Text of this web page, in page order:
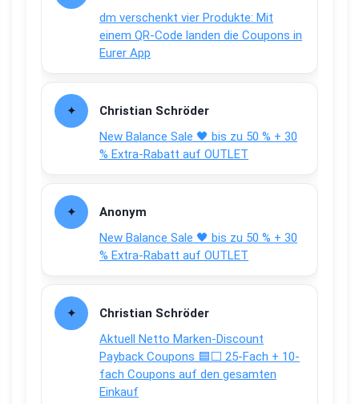
dm verschenkt vier Produkte: Mit
einem QR-Code landen die Coupons in
Eurer App
Christian Schröder
New Balance Sale 🖤 bis zu 50 % + 30
% Extra-Rabatt auf OUTLET
Anonym
New Balance Sale 🖤 bis zu 50 % + 30
% Extra-Rabatt auf OUTLET
Christian Schröder
Aktuell Netto Marken-Discount
Payback Coupons 🟦⬜ 25-Fach + 10-
fach Coupons auf den gesamten
Einkauf